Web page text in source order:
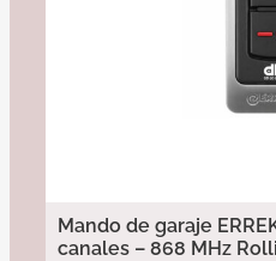
Mando de garaje
canales – 868